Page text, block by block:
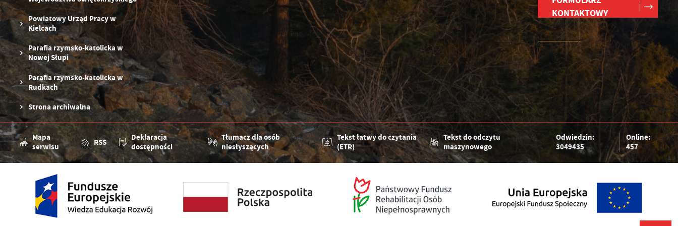
Powiatowy Urząd Pracy w
Kielcach
Parafia rzymsko-katolicka w
Nowej Słupi
Parafia rzymsko-katolicka w
Rudkach
Strona archiwalna
KONTAKTOWY
Mapa
serwisu
RSS
Deklaracja
dostępności
Tłumacz dla osób
niesłyszących
Tekst łatwy do czytania
(ETR)
Tekst do odczytu
maszynowego
Odwiedzin:
3049435
Online:
457